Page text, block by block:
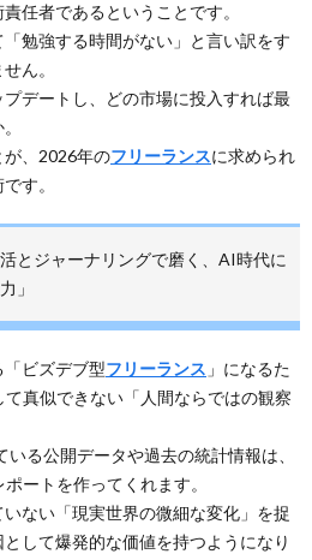
任者であるということです。
勉強する時間がない」と言い訳をす
ん。
デートし、どの市場に投入すれば最
が、2026年のフリーランスに求められ
す。
とジャーナリングで磨く、AI時代に
」
ビズデブ型フリーランス 」になるた
真似できない「人間ならではの観察
る公開データや過去の統計情報は、
ートを作ってくれます。
ない「現実世界の微細な変化」を捉
して爆発的な価値を持つようになり